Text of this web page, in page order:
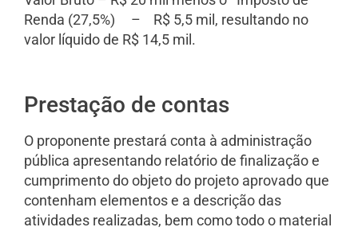
Renda (27,5%) – R$ 5,5 mil, resultando no
valor líquido de R$ 14,5 mil.
Prestação de contas
O proponente prestará conta à administração
pública apresentando relatório de finalização e
cumprimento do objeto do projeto aprovado que
contenham elementos e a descrição das
atividades realizadas, bem como todo o material